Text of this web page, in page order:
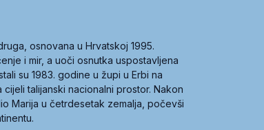
osnovana u Hrvatskoj 1995.
i mir, a uoči osnutka uspostavljena
su 1983. godine u župi u Erbi na
talijanski nacionalni prostor. Nakon
Marija u četrdesetak zemalja, počevši